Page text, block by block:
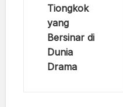
Tiongkok
yang
Bersinar di
Dunia
Drama